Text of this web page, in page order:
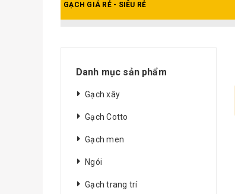
GẠCH GIÁ RẺ - SIÊU RẺ
Trang chủ Bình Nóng Lạnh Sơn Hà
Danh mục sản phẩm
Gạch xây
Gạch Cotto
Gạch men
Ngói
Gạch trang trí